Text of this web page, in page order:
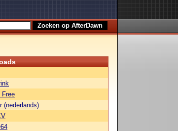
Free
(nederlands)